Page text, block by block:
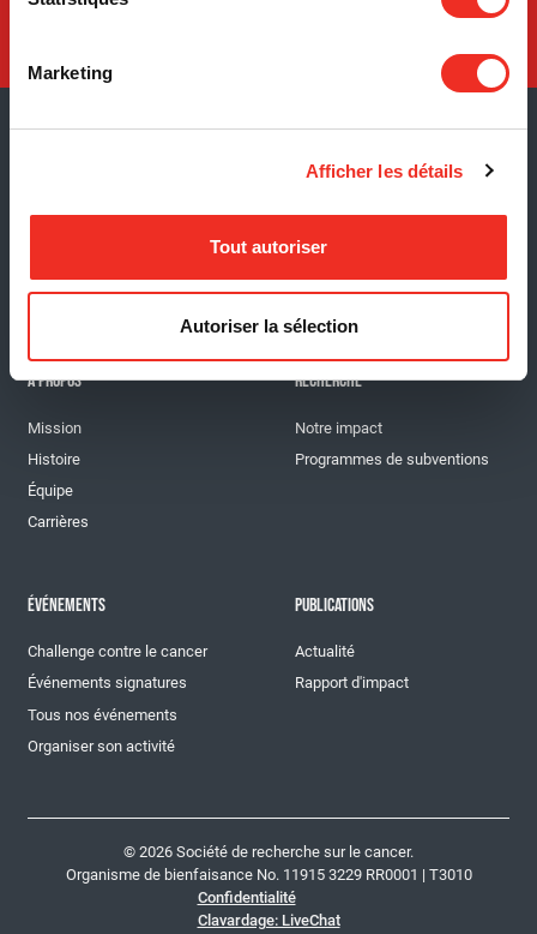
Marketing
Afficher les détails
Tout autoriser
Autoriser la sélection
M'inscrire à
À PROPOS
Mission
Histoire
Équipe
Carrières
RECHERCHE
Notre impact
Programmes de subventions
ÉVÉNEMENTS
Challenge contre le cancer
Événements signatures
Tous nos événements
Organiser son activité
PUBLICATIONS
Actualité
Rapport d'impact
© 2026 Société de recherche sur le cancer.
Organisme de bienfaisance No. 11915 3229 RR0001 | T3010
Confidentialité
Clavardage: LiveChat